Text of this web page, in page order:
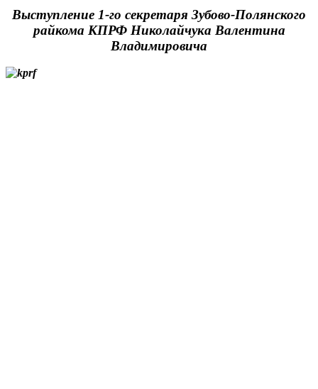
Выступление 1-го секретаря Зубово-Полянского
райкома КПРФ Николайчука Валентина
Владимировича